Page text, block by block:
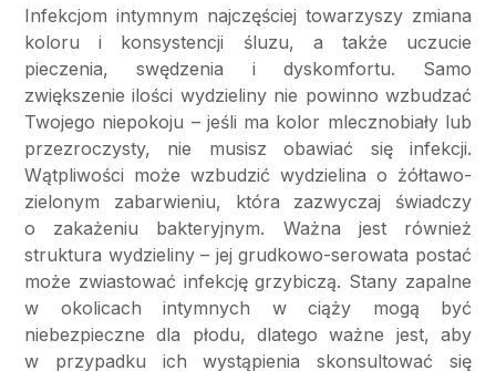
Infekcjom intymnym najczęściej towarzyszy zmiana
koloru i konsystencji śluzu, a także uczucie
pieczenia, swędzenia i dyskomfortu. Samo
zwiększenie ilości wydzieliny nie powinno wzbudzać
Twojego niepokoju – jeśli ma kolor mlecznobiały lub
przezroczysty, nie musisz obawiać się infekcji.
Wątpliwości może wzbudzić wydzielina o żółtawo-
zielonym zabarwieniu, która zazwyczaj świadczy
o zakażeniu bakteryjnym. Ważna jest również
struktura wydzieliny – jej grudkowo-serowata postać
może zwiastować infekcję grzybiczą. Stany zapalne
w okolicach intymnych w ciąży mogą być
niebezpieczne dla płodu, dlatego ważne jest, aby
w przypadku ich wystąpienia skonsultować się